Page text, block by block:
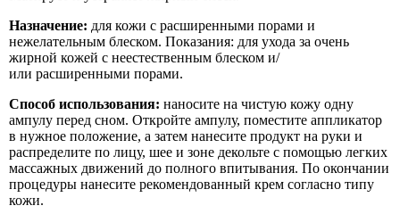
Назначение: для кожи с расширенными порами и
нежелательным блеском. Показания: для ухода за очень
жирной кожей с неестественным блеском и/
или расширенными порами.
Способ использования: наносите на чистую кожу одну
ампулу перед сном. Откройте ампулу, поместите аппликатор
в нужное положение, а затем нанесите продукт на руки и
распределите по лицу, шее и зоне декольте с помощью легких
массажных движений до полного впитывания. По окончании
процедуры нанесите рекомендованный крем согласно типу
кожи.